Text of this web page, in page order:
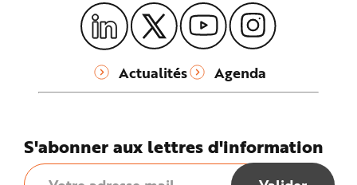
Actualités Agenda
S'abonner aux lettres d'information